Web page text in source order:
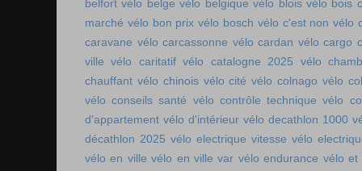
belfort vélo belge vélo belgique vélo blois vélo bois
marché vélo bon prix vélo bosch vélo c'est non vélo
caravane vélo carcassonne vélo cardan vélo cargo
ville vélo caritatif vélo catalogne 2025
vélo
chauffant vélo chinois vélo cité vélo colnago vélo
vélo conseils santé vélo contrôle technique vélo
d'appartement vélo d'intérieur vélo decathlon 1000
décathlon 2025 vélo electrique vitesse vélo
vélo en ville vélo en ville var vélo endurance vélo et